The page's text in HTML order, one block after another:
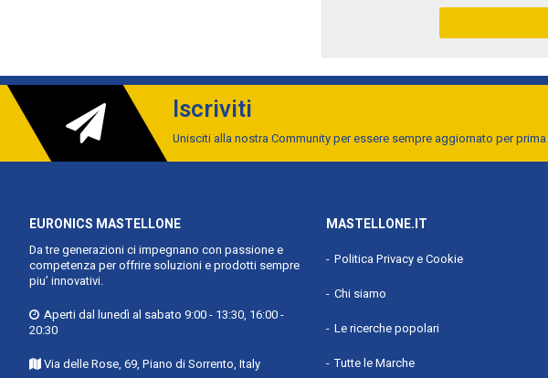
Iscriviti
Unisciti alla nostra Community per essere sempre aggiornato per prima
EURONICS MASTELLONE
Da tre generazioni ci impegnano con passione e
competenza per offrire soluzioni e prodotti sempre
piu’ innovativi.
Aperti dal lunedì al sabato 9:00 - 13:30, 16:00 -
20:30
Via delle Rose, 69, Piano di Sorrento, Italy
MASTELLONE.IT
Politica Privacy e Cookie
Chi siamo
Le ricerche popolari
Tutte le Marche